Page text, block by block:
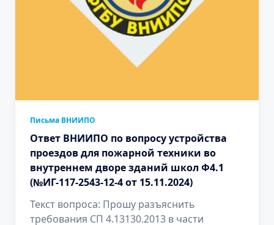
Письма ВНИИПО
Ответ ВНИИПО по вопросу устройства
проездов для пожарной техники во
внутреннем дворе зданий школ Ф4.1
(№ИГ-117-2543-12-4 от 15.11.2024)
Текст вопроса: Прошу разъяснить
требования СП 4.13130.2013 в части